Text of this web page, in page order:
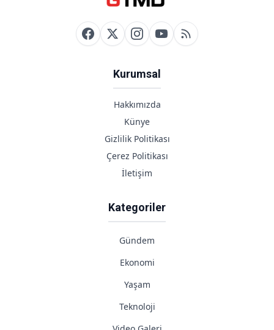
Kurumsal
Hakkımızda
Künye
Gizlilik Politikası
Çerez Politikası
İletişim
Kategoriler
Gündem
Ekonomi
Yaşam
Teknoloji